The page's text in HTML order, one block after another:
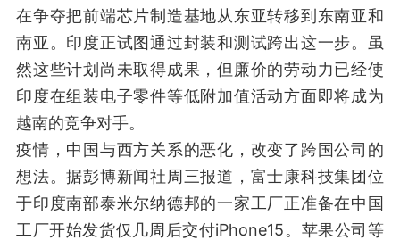
在争夺把前端芯片制造基地从东亚转移到东南亚和
南亚。印度正试图通过封装和测试跨出这一步。虽
然这些计划尚未取得成果，但廉价的劳动力已经使
印度在组装电子零件等低附加值活动方面即将成为
越南的竞争对手。
疫情，中国与西方关系的恶化，改变了跨国公司的
想法。据彭博新闻社周三报道，富士康科技集团位
于印度南部泰米尔纳德邦的一家工厂正准备在中国
工厂开始发货仅几周后交付iPhone15。苹果公司等